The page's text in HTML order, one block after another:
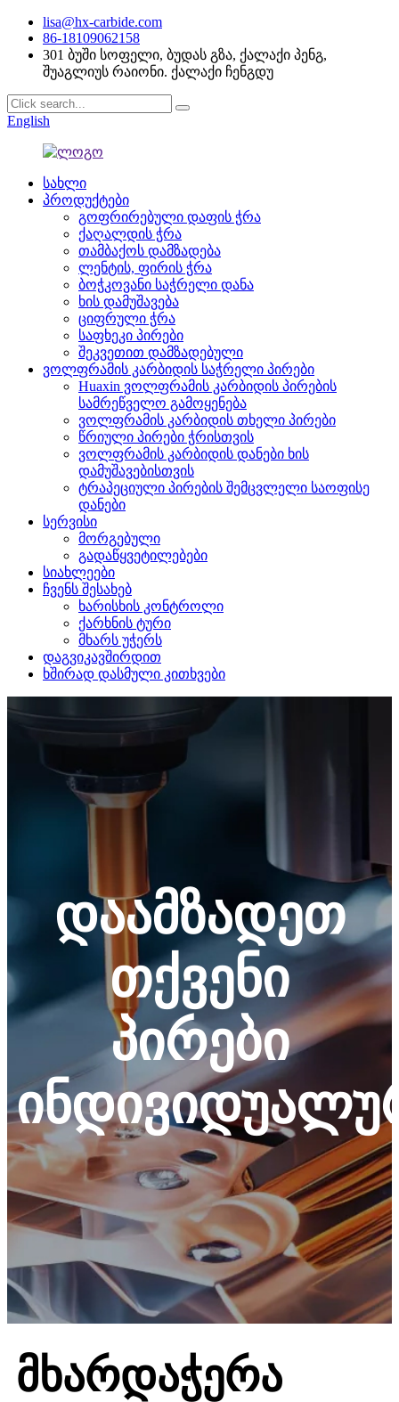
lisa@hx-carbide.com
86-18109062158
301 ბუში სოფელი, ბუდას გზა, ქალაქი პენგ,
შუაგლიუს რაიონი. ქალაქი ჩენგდუ
English
სახლი
პროდუქტები
გოფრირებული დაფის ჭრა
ქაღალდის ჭრა
თამბაქოს დამზადება
ლენტის, ფირის ჭრა
ბოჭკოვანი საჭრელი დანა
ხის დამუშავება
ციფრული ჭრა
საფხეკი პირები
შეკვეთით დამზადებული
ვოლფრამის კარბიდის საჭრელი პირები
Huaxin ვოლფრამის კარბიდის პირების
სამრეწველო გამოყენება
ვოლფრამის კარბიდის თხელი პირები
წრიული პირები ჭრისთვის
ვოლფრამის კარბიდის დანები ხის
დამუშავებისთვის
ტრაპეციული პირების შემცვლელი საოფისე
დანები
სერვისი
მორგებული
გადაწყვეტილებები
სიახლეები
ჩვენს შესახებ
ხარისხის კონტროლი
ქარხნის ტური
მხარს უჭერს
დაგვიკავშირდით
ხშირად დასმული კითხვები
დაამზადეთ
თქვენი
პირები
მხარდაჭერა